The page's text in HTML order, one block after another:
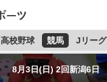
高校野球 競馬 Jリーグ
8月3日(日) 2回新潟6日